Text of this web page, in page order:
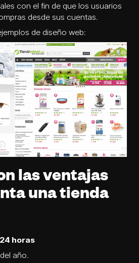
con el fin de que los usuarios
desde sus cuentas.
de diseño web:
las ventajas
una tienda
horas
año.